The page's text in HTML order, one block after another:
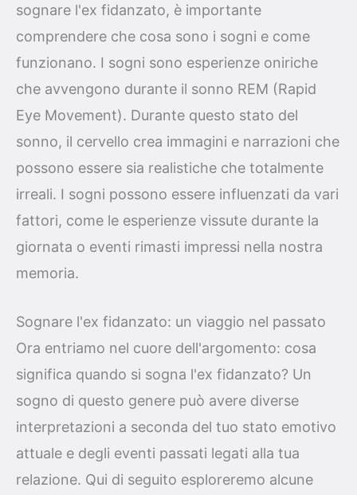
sognare l'ex fidanzato, è importante
comprendere che cosa sono i sogni e come
funzionano. I sogni sono esperienze oniriche
che avvengono durante il sonno REM (Rapid
Eye Movement). Durante questo stato del
sonno, il cervello crea immagini e narrazioni che
possono essere sia realistiche che totalmente
irreali. I sogni possono essere influenzati da vari
fattori, come le esperienze vissute durante la
giornata o eventi rimasti impressi nella nostra
memoria.
Sognare l'ex fidanzato: un viaggio nel passato
Ora entriamo nel cuore dell'argomento: cosa
significa quando si sogna l'ex fidanzato? Un
sogno di questo genere può avere diverse
interpretazioni a seconda del tuo stato emotivo
attuale e degli eventi passati legati alla tua
relazione. Qui di seguito esploreremo alcune